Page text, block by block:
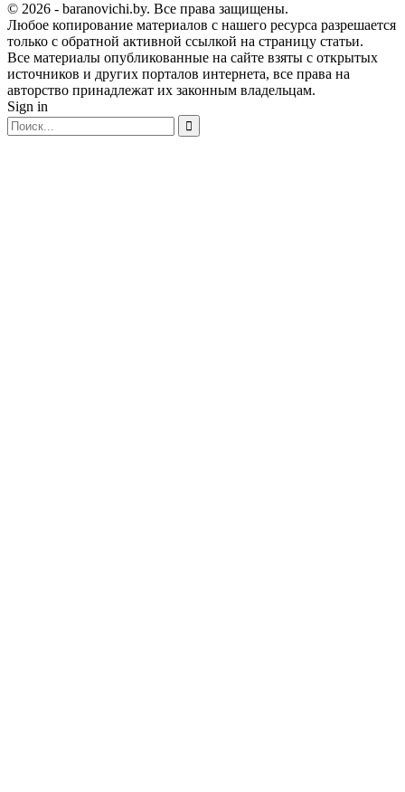
© 2026 - baranovichi.by. Все права защищены.
Любое копирование материалов с нашего ресурса разрешается
только с обратной активной ссылкой на страницу статьи.
Все материалы опубликованные на сайте взяты с открытых
источников и других порталов интернета, все права на
авторство принадлежат их законным владельцам.
Sign in